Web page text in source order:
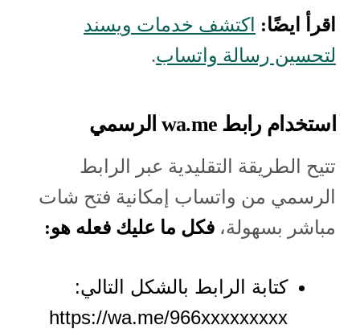
اقرأ ايضًا: اكتشف خدمات ويسند
لتحسين رسالة واتساب.
استخدام رابط wa.me الرسمي
تتيح الطريقة التقليدية عبر الرابط
الرسمي من واتساب إمكانية فتح شات
مباشر بسهولة، فكل ما عليك فعله هو:
كتابة الرابط بالشكل التالي:
https://wa.me/966xxxxxxxxx